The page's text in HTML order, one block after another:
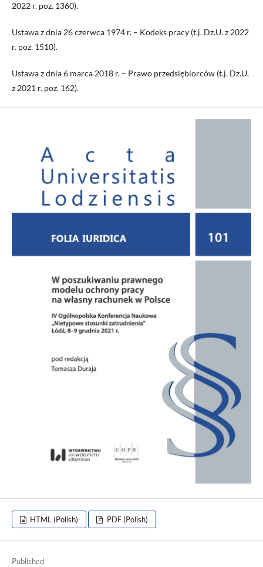
2022 r. poz. 1360).
Ustawa z dnia 26 czerwca 1974 r. – Kodeks pracy (t.j. Dz.U. z 2022
r. poz. 1510).
Ustawa z dnia 6 marca 2018 r. – Prawo przedsiębiorców (t.j. Dz.U.
z 2021 r. poz. 162).
HTML (Polish) PDF (Polish)
Published